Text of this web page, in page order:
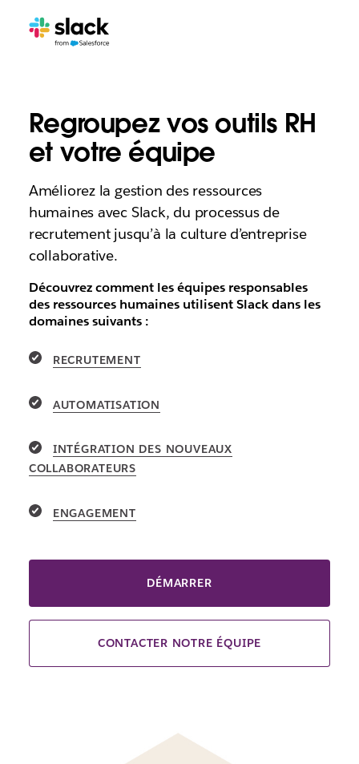
Regroupez vos outils RH
et votre équipe
Améliorez la gestion des ressources
humaines avec Slack, du processus de
recrutement jusqu’à la culture d’entreprise
collaborative.
Découvrez comment les équipes responsables
des ressources humaines utilisent Slack dans les
domaines suivants :
RECRUTEMENT
AUTOMATISATION
INTÉGRATION DES NOUVEAUX
COLLABORATEURS
ENGAGEMENT
DÉMARRER
CONTACTER NOTRE ÉQUIPE